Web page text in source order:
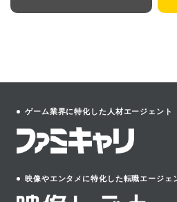
ゲーム業界に特化した人材エージェント
映像やエンタメに特化した転職エージェ